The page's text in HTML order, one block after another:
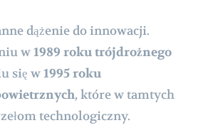
dążenie do innowacji.
w1989 roku trójdrożnego
się w1995 roku
, które w tamtych
technologiczny.